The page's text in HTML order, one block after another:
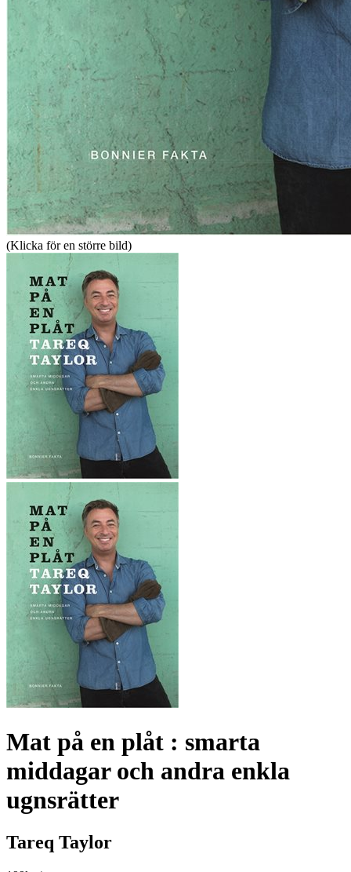
(Klicka för en större bild)
Mat på en plåt : smarta
middagar och andra enkla
ugnsrätter
Tareq Taylor